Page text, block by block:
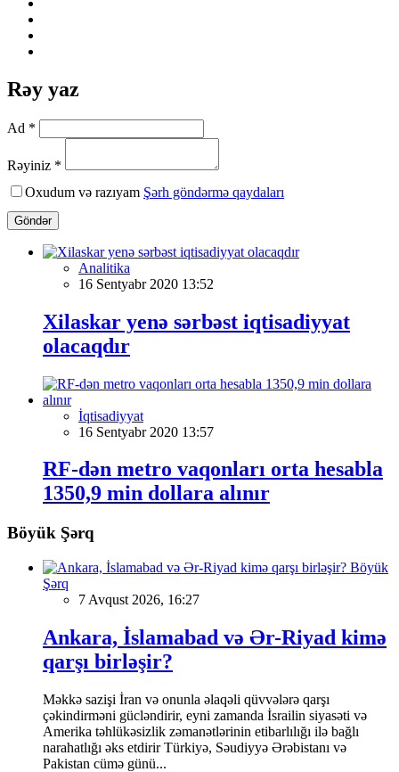
Rəy yaz
Ad *
Rəyiniz *
Oxudum və razıyam Şərh göndərmə qaydaları
Göndər
Analitika
16 Sentyabr 2020 13:52
Xilaskar yenə sərbəst iqtisadiyyat
olacaqdır
İqtisadiyyat
16 Sentyabr 2020 13:57
RF-dən metro vaqonları orta hesabla
1350,9 min dollara alınır
Böyük Şərq
Böyük
Şərq
7 Avqust 2026, 16:27
Ankara, İslamabad və Ər-Riyad kimə
qarşı birləşir?
Məkkə sazişi İran və onunla əlaqəli qüvvələrə qarşı
çəkindirməni gücləndirir, eyni zamanda İsrailin siyasəti və
Amerika təhlükəsizlik zəmanətlərinin etibarlılığı ilə bağlı
narahatlığı əks etdirir Türkiyə, Səudiyyə Ərəbistanı və
Pakistan cümə günü...